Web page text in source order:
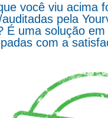
você viu acima
pela
É uma solução
com a